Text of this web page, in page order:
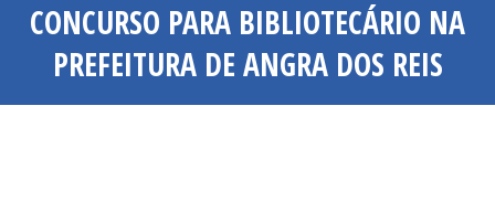
CONCURSO PARA BIBLIOTECÁRIO NA
PREFEITURA DE ANGRA DOS REIS
Você está aqui: